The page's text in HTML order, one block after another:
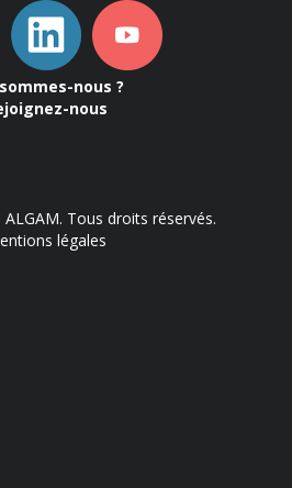
nous ?
nous
Tous droits réservés.
légales